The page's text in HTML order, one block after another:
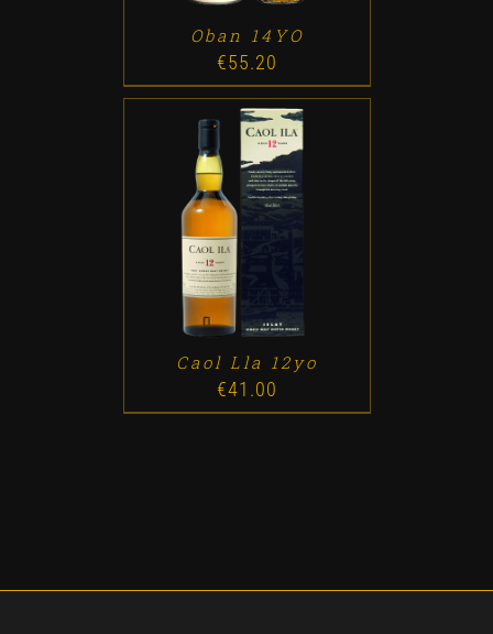
Oban 14YO
€55.20
Caol Lla 12yo
€41.00